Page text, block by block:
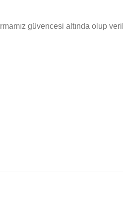
güvencesi altında olup